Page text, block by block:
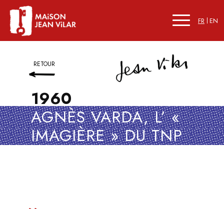
FR EN
RETOUR
1960
AGNÈS VARDA, L’ «
IMAGIÈRE » DU TNP